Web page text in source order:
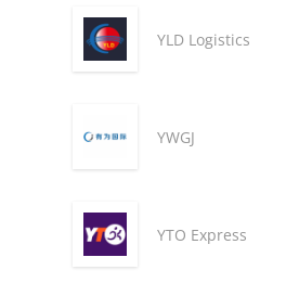
YLD Logistics
YWGJ
YTO Express